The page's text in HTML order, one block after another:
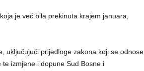
je već bila prekinuta krajem januara,
uključujući prijedloge zakona koji se odnose
izmjene i dopune Sud Bosne i